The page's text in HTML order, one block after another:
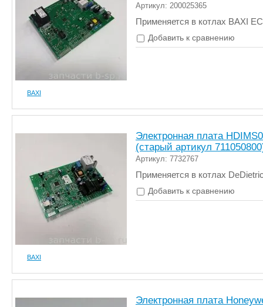
BAXI
Артикул: 200025365
Применяется в котлах BAXI
Добавить к сравнению
BAXI
Электронная плата
(старый артикул
Артикул: 7732767
Применяется в котлах
Добавить к сравнению
Электронная плата